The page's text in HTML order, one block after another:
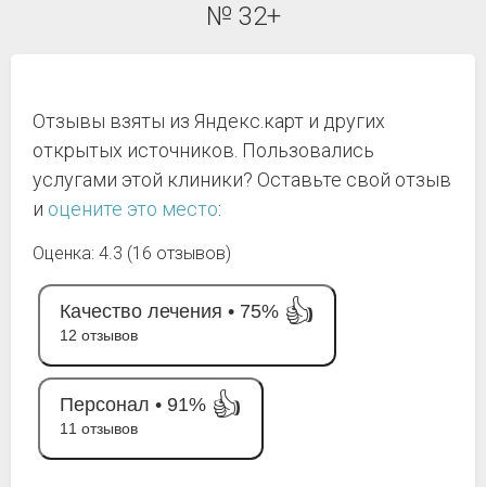
№ 32+
Отзывы взяты из Яндекс.карт и других
открытых источников. Пользовались
услугами этой клиники? Оставьте свой отзыв
и оцените это место:
Оценка: 4.3 (16 отзывов)
Качество лечения • 75% 👍
12 отзывов
Персонал • 91% 👍
11 отзывов